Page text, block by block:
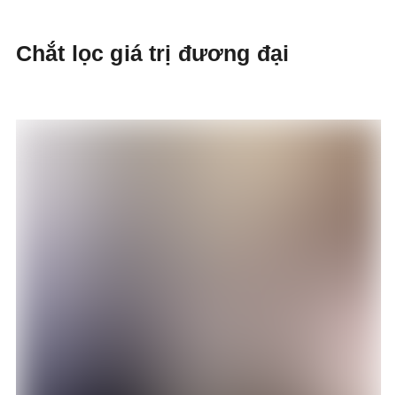
Chắt lọc giá trị đương đại